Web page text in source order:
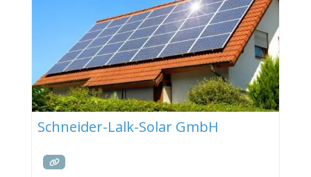
Schneider-Lalk-Solar GmbH